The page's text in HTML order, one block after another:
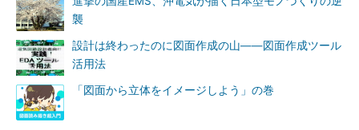
襲
設計は終わったのに図面作成の山――図面作成ツール
活用法
「図面から立体をイメージしよう」の巻